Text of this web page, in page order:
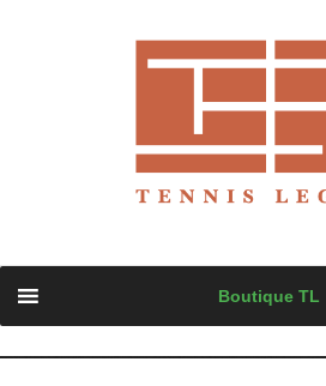
content
Boutique TL